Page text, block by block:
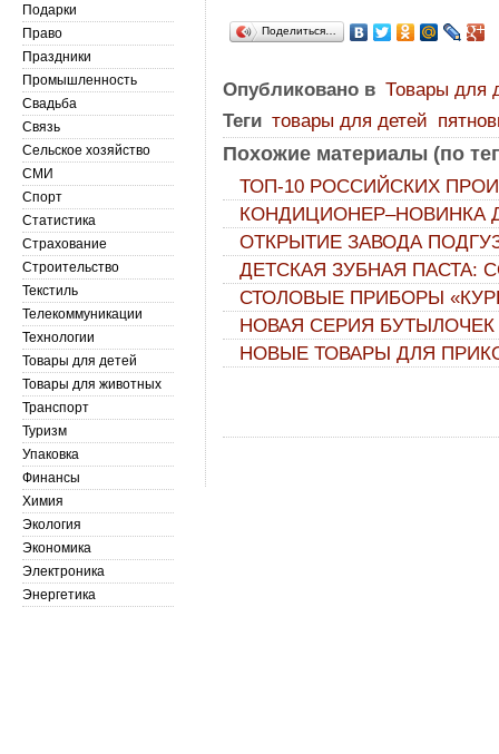
Поделиться…
Опубликовано в Товары для
Теги товары для детей
Похожие материалы (по
ТОП-10 РОССИЙСКИХ
КОНДИЦИОНЕР–НОВИНКА
ОТКРЫТИЕ ЗАВОДА
ДЕТСКАЯ ЗУБНАЯ ПАСТА:
СТОЛОВЫЕ ПРИБОРЫ
НОВАЯ СЕРИЯ
НОВЫЕ ТОВАРЫ ДЛЯ
Подарки
Право
Праздники
Промышленность
Свадьба
Связь
Сельское хозяйство
СМИ
Спорт
Статистика
Страхование
Строительство
Текстиль
Телекоммуникации
Технологии
Товары для детей
Товары для животных
Транспорт
Туризм
Упаковка
Финансы
Химия
Экология
Экономика
Электроника
Энергетика